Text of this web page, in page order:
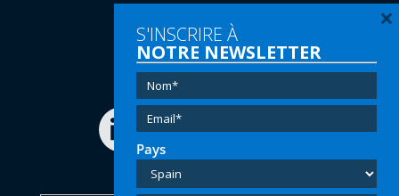
Tel:(+34) 91 616 60 00
Email:info@hersill.com
S'INSCRIRE À
NOTRE NEWSLETTER
Pays
×